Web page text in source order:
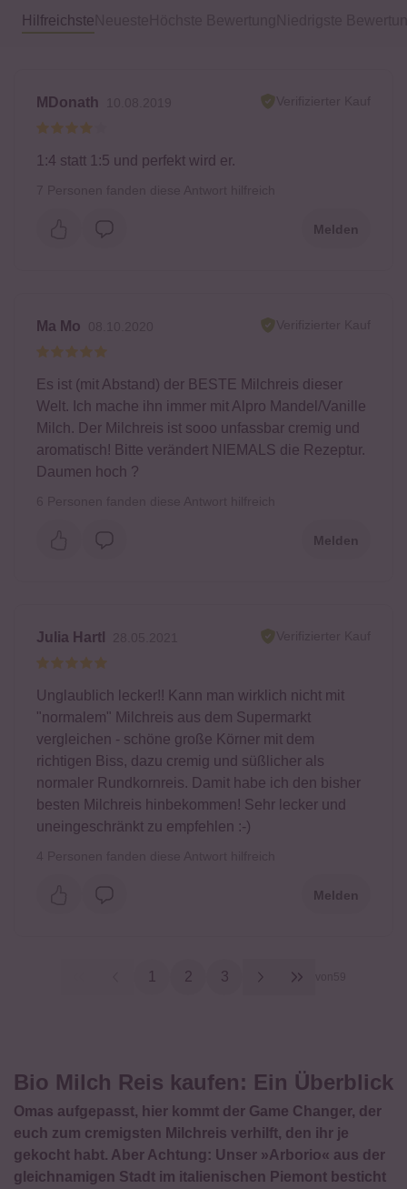
Hilfreichste
MDonath
1:4 statt 1:5 und perfekt wird er.
Melden
Ma Mo
Es ist (mit Abstand) der BESTE Milchreis dieser
Welt. Ich mache ihn immer mit Alpro Mandel/Vanille
Milch. Der Milchreis ist sooo unfassbar cremig und
aromatisch! Bitte verändert NIEMALS die Rezeptur.
Daumen hoch ?
Melden
Julia Hartl
Unglaublich lecker!! Kann man wirklich nicht mit
"normalem" Milchreis aus dem Supermarkt
vergleichen - schöne große Körner mit dem
richtigen Biss, dazu cremig und süßlicher als
normaler Rundkornreis. Damit habe ich den bisher
besten Milchreis hinbekommen! Sehr lecker und
uneingeschränkt zu empfehlen :-)
Melden
1 2 3
Bio Milch Reis kaufen: Ein Überblick
Omas aufgepasst, hier kommt der Game Changer, der
euch zum cremigsten Milchreis verhilft, den ihr je
gekocht habt. Aber Achtung: Unser »Arborio« aus der
gleichnamigen Stadt im italienischen Piemont besticht